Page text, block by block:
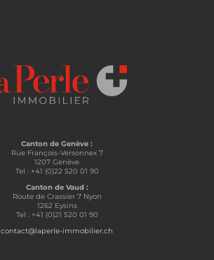
Canton de Genève :
Rue François-Versonnex 7
1207 Genève
Tel : +41 (0)22 520 01 90
Canton de Vaud :
Route de Crassier 7 Nyon
1262 Eysins
Tel : +41 (0)21 520 01 90
contact@laperle-immobilier.ch